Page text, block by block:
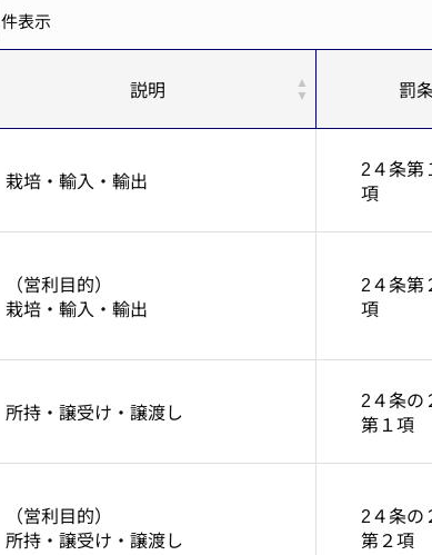
件表示
説明 罰条
栽培・輸入・輸出
2４条第
項
（営利目的）
栽培・輸入・輸出
2４条第
項
所持・譲受け・譲渡し
2４条の
第１項
（営利目的）
所持・譲受け・譲渡し
2４条の
第２項